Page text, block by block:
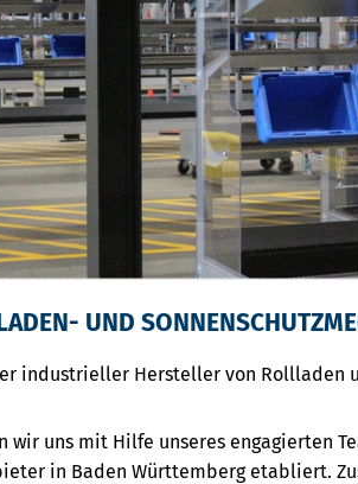
UND
industrieller Hersteller von Rollladen
wir uns mit Hilfe unseres engagierten
in Baden Württemberg etabliert.